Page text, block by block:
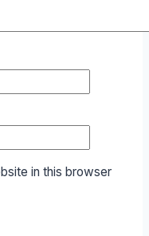
in this browser